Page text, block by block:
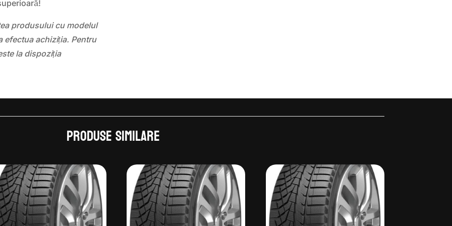
produsului cu modelul
efectua achiziția. Pentru
la dispoziția
Produse similare